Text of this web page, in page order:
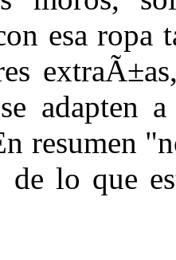
esa ropa
adapten
resumen
de lo que